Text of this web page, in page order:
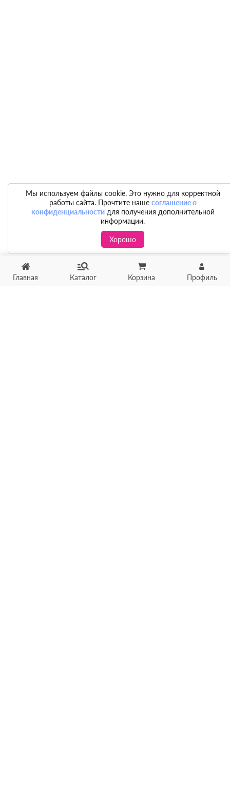
Главная Каталог Корзина Профиль
Мы используем файлы cookie. Это нужно для корректной
работы сайта. Прочтите наше соглашение о
конфиденциальностидля получения дополнительной
информации.
Хорошо